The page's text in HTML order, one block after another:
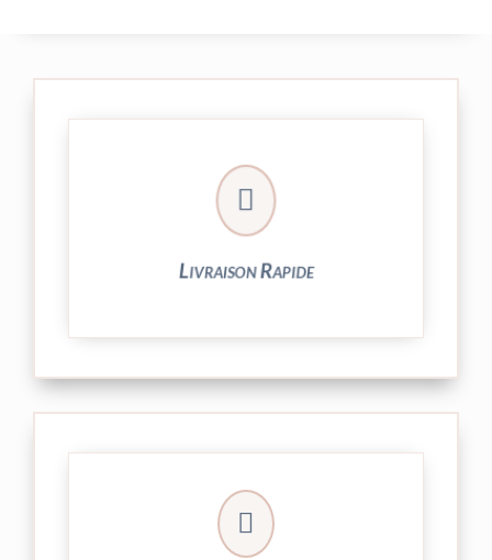

Livraison Rapide
Votre commande est expédiée sous
24/48h et livrée par Colissimo.

► 04 73 27 04 20
► contact@peekaboo.fr